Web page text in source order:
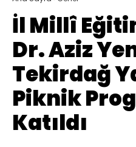
İl Millî
Dr. Aziz
Tekirdağ
Piknik
Katıldı